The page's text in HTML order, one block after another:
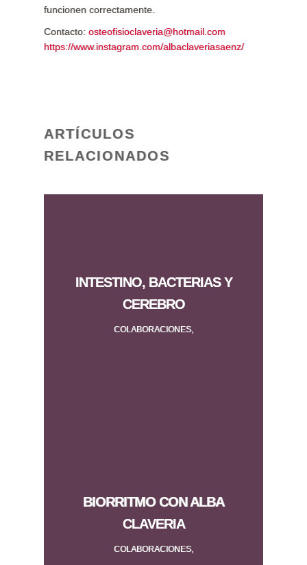
funcionen correctamente.
Contacto: osteofisioclaveria@hotmail.com
https://www.instagram.com/albaclaveriasaenz/
ARTÍCULOS
RELACIONADOS
INTESTINO, BACTERIAS Y
CEREBRO
COLABORACIONES,
BIORRITMO CON ALBA
CLAVERIA
COLABORACIONES,